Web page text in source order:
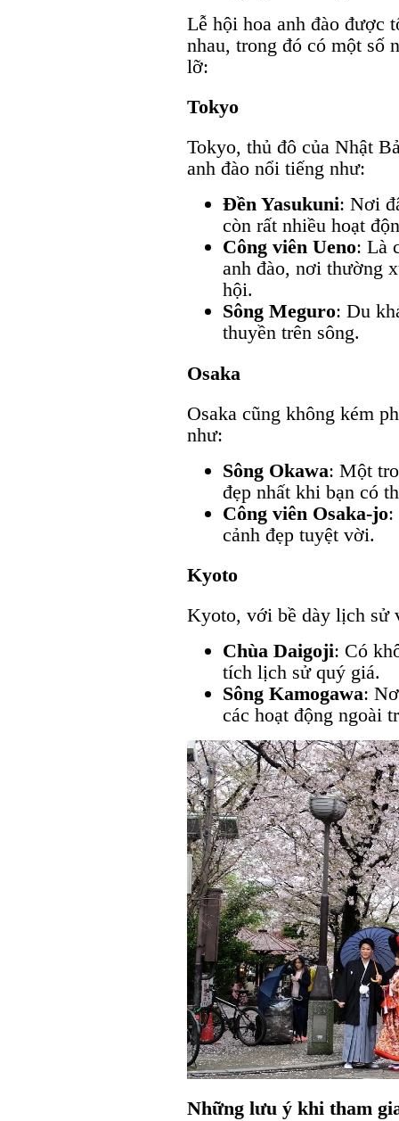
Lễ hội hoa anh đào được
nhau, trong đó có một số
lỡ:
Tokyo
Tokyo, thủ đô của Nhật
anh đào nổi tiếng như:
Đền Yasukuni: Nơi
còn rất nhiều hoạt
Công viên Ueno: Là
anh đào, nơi thường
hội.
Sông Meguro: Du
thuyền trên sông.
Osaka
Osaka cũng không kém
như:
Sông Okawa: Một
đẹp nhất khi bạn có
Công viên Osaka-jo:
cảnh đẹp tuyệt vời.
Kyoto
Kyoto, với bề dày lịch sử
Chùa Daigoji: Có
tích lịch sử quý giá.
Sông Kamogawa:
các hoạt động ngoài
Những lưu ý khi tham